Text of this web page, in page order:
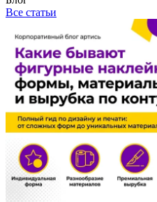
Все статьи